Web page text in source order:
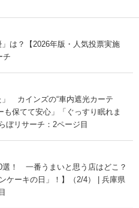
は？【2026年版・人気投票実施
チ
」 カインズの“車内遮光カーテ
保てて安心」「ぐっすり眠れま
ぼリサーチ：2ページ目
選！ 一番うまいと思う店はどこ？
ケーキの日」！】（2/4） | 兵庫県